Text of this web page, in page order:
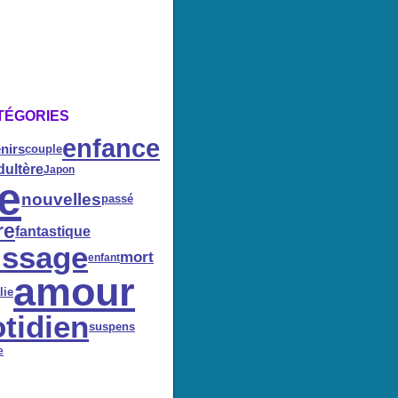
coupleenfance
Japon
nouvellespassé
fantastique
enfantmort
amour
suspens